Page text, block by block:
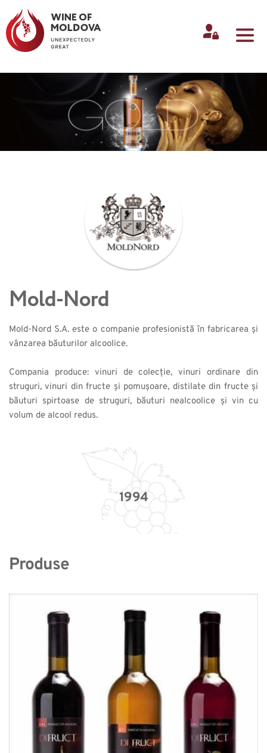
Mold-Nord
Mold-Nord S.A. este o companie profesionistă în fabricarea şi
vânzarea băuturilor alcoolice.
Compania produce: vinuri de colecţie, vinuri ordinare din
struguri, vinuri din fructe şi pomuşoare, distilate din fructe şi
băuturi spirtoase de struguri, băuturi nealcoolice şi vin cu
volum de alcool redus.
1994
Produse